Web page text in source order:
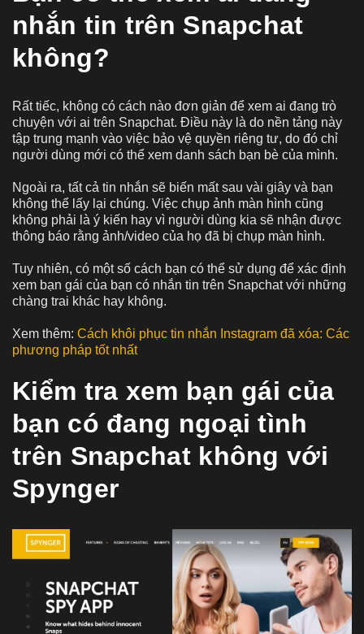
nhắn tin trên Snapchat
không?
Rất tiếc, không có cách nào đơn giản để xem ai đang trò
chuyện với ai trên Snapchat. Điều này là do nền tảng này
tập trung mạnh vào việc bảo vệ quyền riêng tư, do đó chỉ
người dùng mới có thể xem danh sách bạn bè của mình.
Ngoài ra, tất cả tin nhắn sẽ biến mất sau vài giây và bạn
không thể lấy lại chúng. Việc chụp ảnh màn hình cũng
không phải là ý kiến hay vì người dùng kia sẽ nhận được
thông báo rằng ảnh/video của họ đã bị chụp màn hình.
Tuy nhiên, có một số cách bạn có thể sử dụng để xác định
xem bạn gái của bạn có nhắn tin trên Snapchat với những
chàng trai khác hay không.
Xem thêm: Cách khôi phục tin nhắn Instagram đã xóa: Các
phương pháp tốt nhất
Kiểm tra xem bạn gái của
bạn có đang ngoại tình
trên Snapchat không với
Spynger